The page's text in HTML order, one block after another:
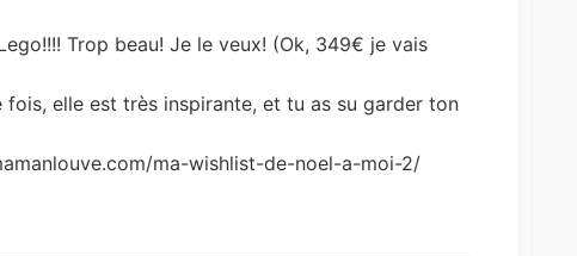
Trop beau! Je le veux! (Ok, 349€ je vais
elle est très inspirante, et tu as su garder ton
ma-wishlist-de-noel-a-moi-2/